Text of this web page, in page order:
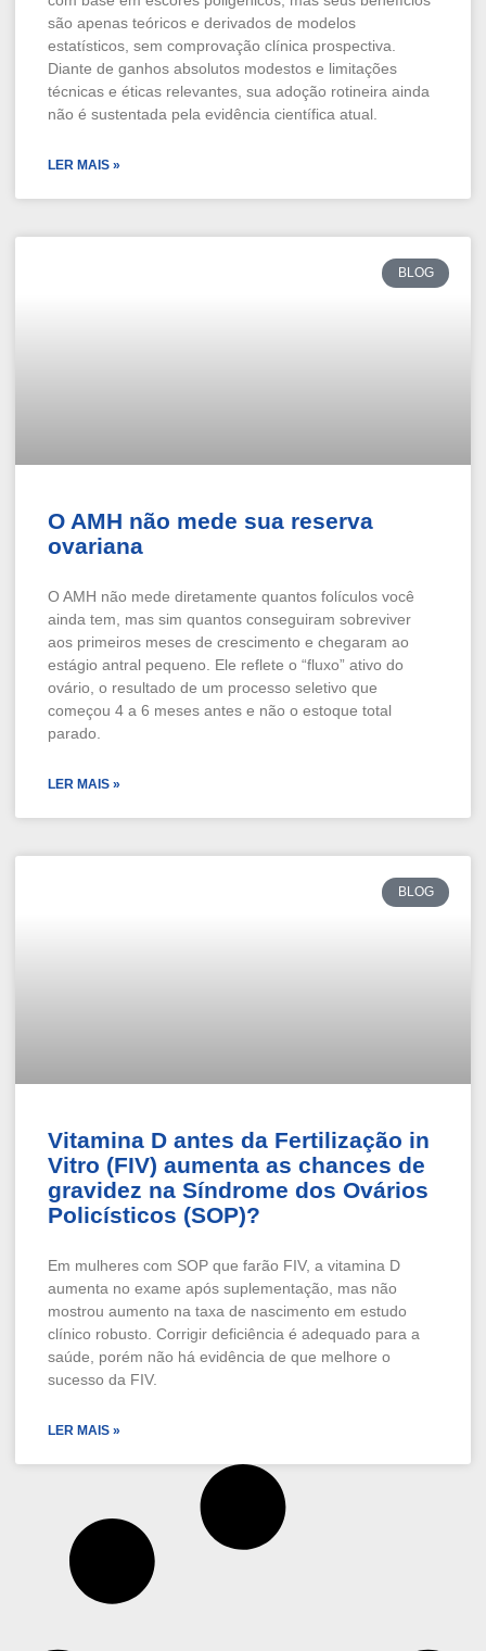
são apenas teóricos e derivados de modelos
estatísticos, sem comprovação clínica prospectiva.
Diante de ganhos absolutos modestos e limitações
técnicas e éticas relevantes, sua adoção rotineira ainda
não é sustentada pela evidência científica atual.
LER MAIS »
BLOG
O AMH não mede sua reserva
ovariana
O AMH não mede diretamente quantos folículos você
ainda tem, mas sim quantos conseguiram sobreviver
aos primeiros meses de crescimento e chegaram ao
estágio antral pequeno. Ele reflete o “fluxo” ativo do
ovário, o resultado de um processo seletivo que
começou 4 a 6 meses antes e não o estoque total
parado.
LER MAIS »
BLOG
Vitamina D antes da Fertilização in
Vitro (FIV) aumenta as chances de
gravidez na Síndrome dos Ovários
Policísticos (SOP)?
Em mulheres com SOP que farão FIV, a vitamina D
aumenta no exame após suplementação, mas não
mostrou aumento na taxa de nascimento em estudo
clínico robusto. Corrigir deficiência é adequado para a
saúde, porém não há evidência de que melhore o
sucesso da FIV.
LER MAIS »